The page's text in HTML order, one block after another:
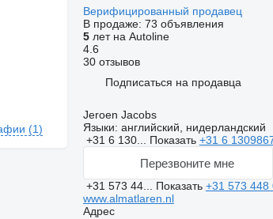
(1)
Верифицированный продавец
В продаже: 73 объявления
5лет на Autoline
4.6
30 отзывов
Подписаться на продавца
Jeroen Jacobs
Языки: английский, нидерландский
+31 6 130... Показать +31 6
Перезвоните мне
+31 573 44... Показать +31 573 448
www.almatlaren.nl
Адрес